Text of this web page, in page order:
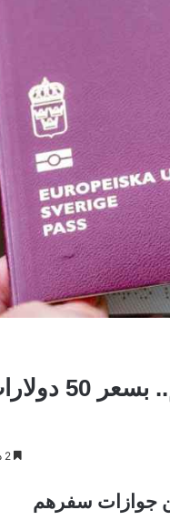
نسخة من جواز سفرك السويدي تُباع على الإنترنت دون أن
2 دقائق
جوازات سفرهم